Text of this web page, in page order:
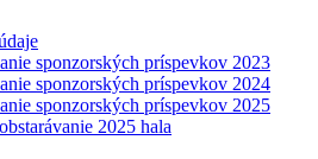
sponzorských príspevkov 2023
sponzorských príspevkov 2024
sponzorských príspevkov 2025
2025 hala